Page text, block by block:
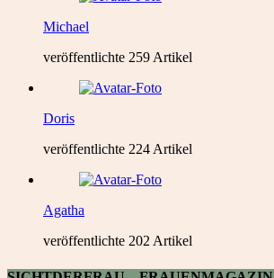
Michael
veröffentlichte 259 Artikel
Doris
veröffentlichte 224 Artikel
Agatha
veröffentlichte 202 Artikel